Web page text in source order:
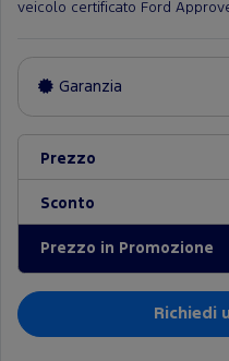
veicolo certificato Ford
Garanzia
Prezzo
Sconto
Prezzo in Promozione
Richiedi